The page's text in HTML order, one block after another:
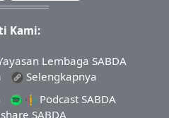
Kami:
Lembaga SABDA
Selengkapnya
Podcast SABDA
SABDA